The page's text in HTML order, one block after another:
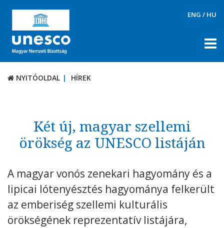
ENG / HU
NYITÓOLDAL HÍREK
TÉMÁK
DOKUMENTUMTÁR
KAPCSOLAT
NYITÓOLDAL HÍREK
Két új, magyar szellemi
örökség az UNESCO listáján
A magyar vonós zenekari hagyomány és a
lipicai lótenyésztés hagyománya felkerült
az emberiség szellemi kulturális
örökségének reprezentatív listájára,